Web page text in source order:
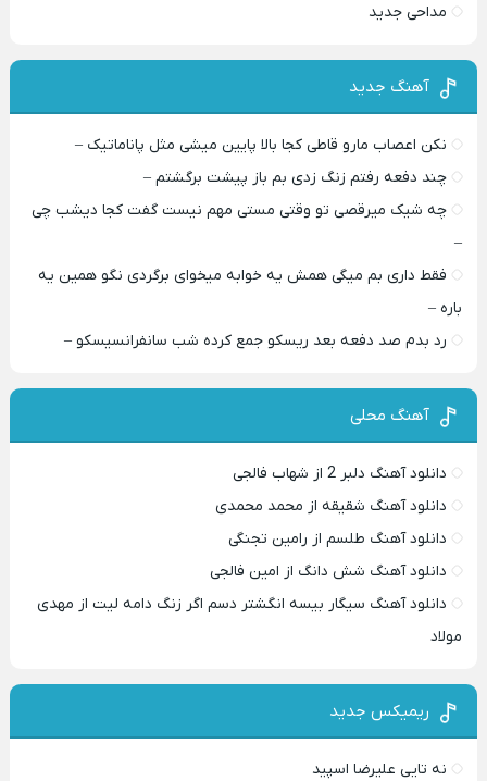
مداحی جدید
آهنگ جدید
نکن اعصاب مارو قاطی کجا بالا پایین میشی مثل پاناماتیک –
چند دفعه رفتم زنگ زدی بم باز پیشت برگشتم –
چه شیک میرقصی تو وقتی مستی مهم نیست گفت کجا دیشب چی
–
فقط داری بم میگی همش یه خوابه میخوای برگردی نگو همین یه
باره –
رد بدم صد دفعه بعد ریسکو جمع کرده شب سانفرانسیسکو –
آهنگ محلی
دانلود آهنگ دلبر 2 از شهاب فالجی
دانلود آهنگ شقیقه از محمد محمدی
دانلود آهنگ طلسم از رامین تجنگی
دانلود آهنگ شش دانگ از امین فالجی
دانلود آهنگ سیگار بیسه انگشتر دسم اگر زنگ دامه لیت از مهدی
مولاد
ریمیکس جدید
نه تایی علیرضا اسپید